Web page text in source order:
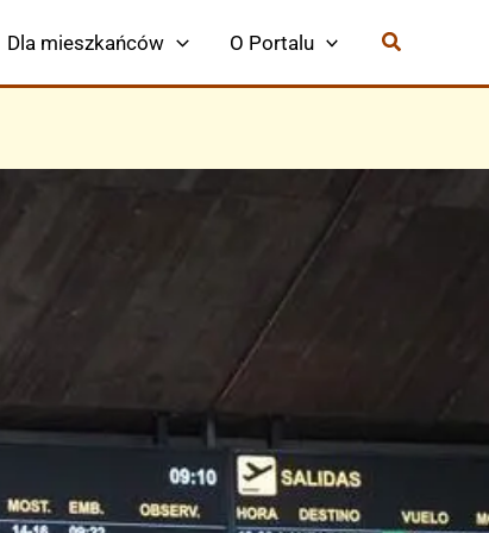
Dla mieszkańców O Portalu